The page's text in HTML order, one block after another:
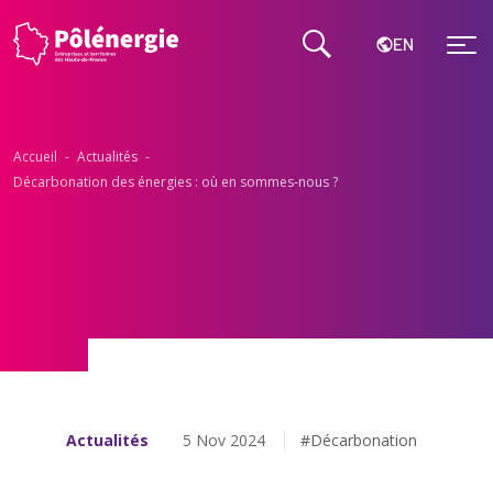
EN
Accueil - Actualités -
Décarbonation des énergies : où en sommes-nous ?
Actualités 5 Nov 2024 #Décarbonation